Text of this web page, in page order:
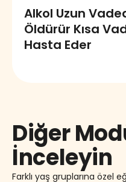
Alkol Uzun
Öldürür Kısa
Hasta Eder
Diğer
İnceleyin
Farklı yaş gruplarına özel